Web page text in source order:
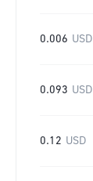
0.006 USD
0.093 USD
0.12 USD